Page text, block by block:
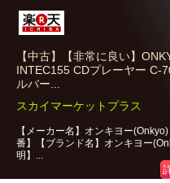
【中古】【非常に良い】
INTEC155 CDプレーヤー C-
ルバー...
スカイマーケットプラス
【メーカー名】オンキヨー
番】【ブランド名】オンキヨー
明】...